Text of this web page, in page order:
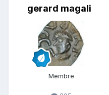
gerard magali
Membre